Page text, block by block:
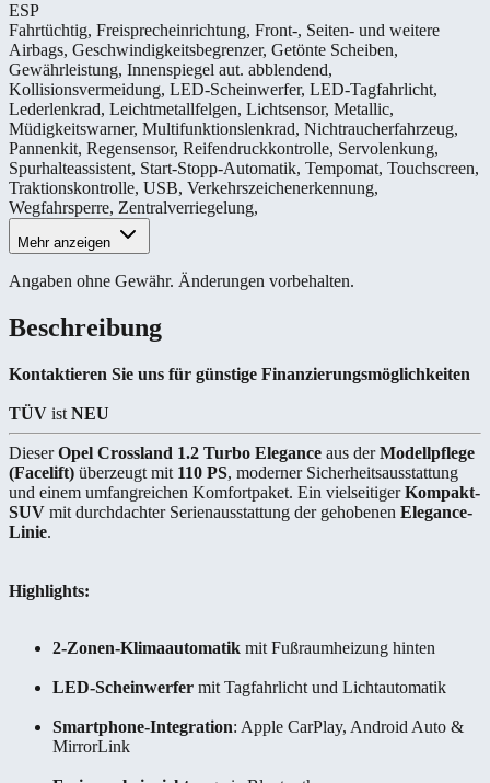
ESP
Fahrtüchtig, Freisprecheinrichtung, Front-, Seiten- und weitere
Airbags, Geschwindigkeitsbegrenzer, Getönte Scheiben,
Gewährleistung, Innenspiegel aut. abblendend,
Kollisionsvermeidung, LED-Scheinwerfer, LED-Tagfahrlicht,
Lederlenkrad, Leichtmetallfelgen, Lichtsensor, Metallic,
Müdigkeitswarner, Multifunktionslenkrad, Nichtraucherfahrzeug,
Pannenkit, Regensensor, Reifendruckkontrolle, Servolenkung,
Spurhalteassistent, Start-Stopp-Automatik, Tempomat, Touchscreen,
Traktionskontrolle, USB, Verkehrszeichenerkennung,
Wegfahrsperre, Zentralverriegelung,
Mehr anzeigen
Angaben ohne Gewähr. Änderungen vorbehalten.
Beschreibung
Kontaktieren Sie uns für günstige Finanzierungsmöglichkeiten
TÜV ist NEU
DieserOpel Crossland 1.2 Turbo Elegance aus derModellpflege
(Facelift) überzeugt mit 110 PS, moderner Sicherheitsausstattung
und einem umfangreichen Komfortpaket. Ein vielseitigerKompakt-
SUV mit durchdachter Serienausstattung der gehobenen Elegance-
Linie.
Highlights:
2-Zonen-Klimaautomatik mit Fußraumheizung hinten
LED-Scheinwerfer mit Tagfahrlicht und Lichtautomatik
Smartphone-Integration: Apple CarPlay, Android Auto &
MirrorLink